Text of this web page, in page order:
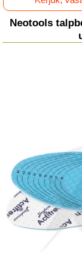
Neotools